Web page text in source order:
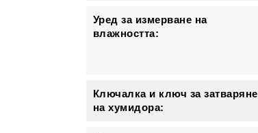
Уред за измерване на
влажността:
Ключалка и ключ за затваряне
на хумидора: